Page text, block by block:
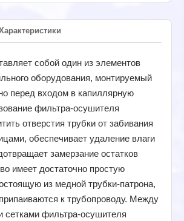
собой один из элементов
оборудования, монтируемый
перед входом в капиллярную
фильтра-осушителя
отверстия трубки от забивания
обеспечивает удаление влаги
замерзание остатков
имеет достаточно простую
из медной трубки-патрона,
к трубопроводу. Между
сетками фильтра-осушителя